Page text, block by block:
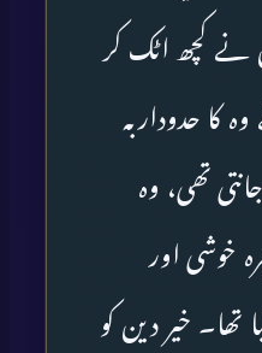
نے کچھ اٹک کر
کا حدوداربہ
تھی، وہ
خوشی اور
خیر دین کو